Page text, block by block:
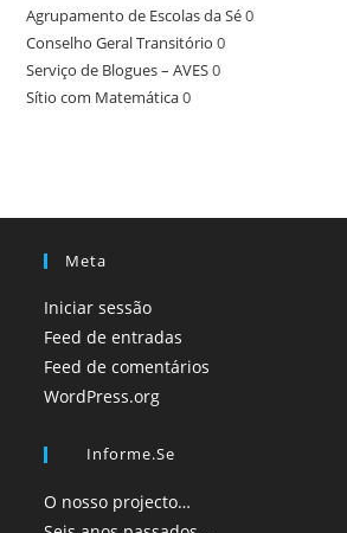
Agrupamento de Escolas da Sé0
Conselho Geral Transitório 0
Serviço de Blogues – AVES0
Sítio com Matemática0
Meta
Iniciar sessão
Feed de entradas
Feed de comentários
WordPress.org
Informe.se
O nosso projecto…